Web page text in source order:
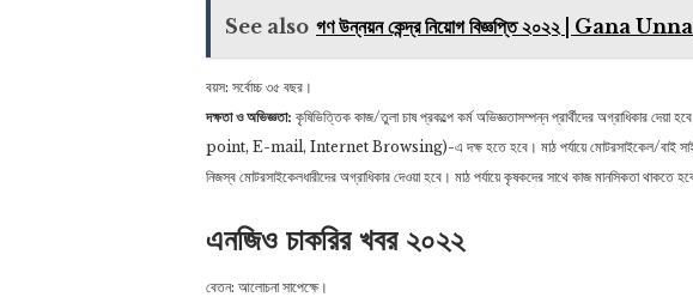
See also গণ উন্নয়ন কেন্দ্র নিয়োগ বিজ্ঞপ্তি ২০২২ | Gana
বয়স: সর্বোচ্চ ৩৫ বছর।
দক্ষতা ও অভিজ্ঞতা: কৃষিভিত্তিক কাজ/তুলা চাষ প্রকল্পে কর্ম অভিজ্ঞতাসম্পন্ন প্রার্থীদের অগ্রাধিকার
point, E-mail, Internet Browsing)-এ দক্ষ হতে হবে। মাঠ পর্যায়ে মোটরসাইকেল/বাই
নিজস্ব মোটরসাইকেলধারীদের অগ্রাধিকার দেওয়া হবে। মাঠ পর্যায়ে কৃষকদের সাথে কাজ মানসিকতা থাকতে
এনজিও চাকরির খবর ২০২২
বেতন: আলোচনা সাপেক্ষে।